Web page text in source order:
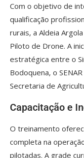
Com o objetivo de
qualificação
rurais, a Aldeia
Piloto de Drone. A
estratégica entre o
Bodoquena, o
Secretaria de
Capacitação e
O treinamento
completa na
pilotadas. A grade